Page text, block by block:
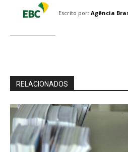
Escrito por: Agência
RELACIONADOS